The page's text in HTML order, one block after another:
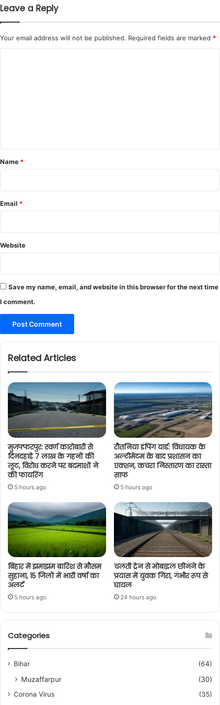
Leave a Reply
Your email address will not be published. Required fields are marked *
*
Name *
Email *
Website
Save my name, email, and website in this browser for the next time
I comment.
Related Articles
मुजफ्फरपुर: स्वर्ण कारोबारी से
दिनदहाड़े 7 लाख के गहनों की
लूट, विरोध करने पर बदमाशों ने
की फायरिंग
5 hours ago
रौतनिया डंपिंग यार्ड: विधायक के
अल्टीमेटम के बाद प्रशासन का
एक्शन, कचरा निस्तारण का रास्ता
साफ
5 hours ago
बिहार में झमाझम बारिश से मौसम
सुहाना, 15 जिलों में भारी वर्षा का
अलर्ट
5 hours ago
चलती ट्रेन से मोबाइल छीनने के
प्रयास में युवक गिरा, गंभीर रूप से
घायल
24 hours ago
Categories
Bihar (64)
Muzaffarpur (30)
Corona Virus
(35)